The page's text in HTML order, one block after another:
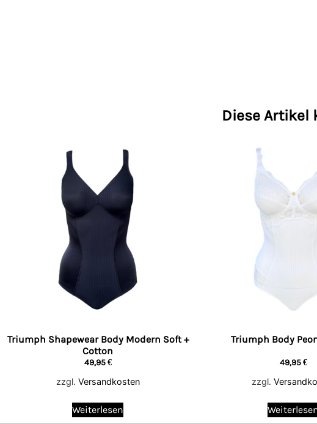
Diese Artikel
Triumph Shapewear Body Modern Soft +
Cotton
49,95€
zzgl. Versandkosten
Weiterlesen
Triumph Body
49,95€
zzgl.